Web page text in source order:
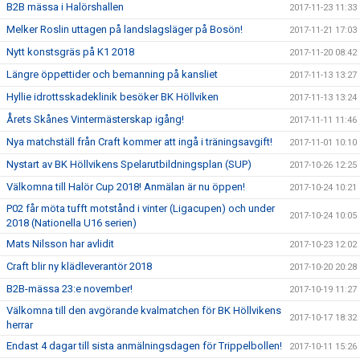
B2B mässa i Halörshallen 2017-11-23 11:33
Melker Roslin uttagen på landslagsläger på Bosön! 2017-11-21 17:03
Nytt konstsgräs på K1 2018 2017-11-20 08:42
Längre öppettider och bemanning på kansliet 2017-11-13 13:27
Hyllie idrottsskadeklinik besöker BK Höllviken 2017-11-13 13:24
Årets Skånes Vintermästerskap igång! 2017-11-11 11:46
Nya matchställ från Craft kommer att ingå i träningsavgift! 2017-11-01 10:10
Nystart av BK Höllvikens Spelarutbildningsplan (SUP) 2017-10-26 12:25
Välkomna till Halör Cup 2018! Anmälan är nu öppen! 2017-10-24 10:21
P02 får möta tufft motstånd i vinter (Ligacupen) och under
2018 (Nationella U16 serien)
2017-10-24 10:05
Mats Nilsson har avlidit 2017-10-23 12:02
Craft blir ny klädleverantör 2018 2017-10-20 20:28
B2B-mässa 23:e november! 2017-10-19 11:27
Välkomna till den avgörande kvalmatchen för BK Höllvikens
herrar
2017-10-17 18:32
Endast 4 dagar till sista anmälningsdagen för Trippelbollen! 2017-10-11 15:26